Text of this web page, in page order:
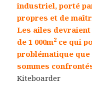
industriel, porté
propres et de
Les ailes
de 1 000m2 ce qui
problématique
sommes
Kiteboarder